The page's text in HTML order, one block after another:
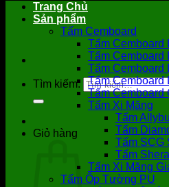
Tìm kiếm:
Giỏ hàng
Trang Chủ
Sản phẩm
Tấm Cemboard
Tấm Cemboard
Tấm Cemboard
Tấm Cemboard
Tấm Cemboard
Tấm Cemboard
Tấm Xi Măng
Tấm
Tấm
Tấm SCG
Tấm
Tấm Xi Măng
Tấm Ốp Tường PU